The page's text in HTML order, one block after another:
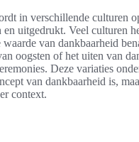
in verschillende culturen
en uitgedrukt. Veel culturen
van dankbaarheid
oogsten of het uiten van
Deze variaties
van dankbaarheid is,
context.